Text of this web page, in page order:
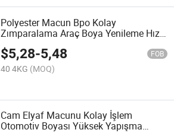
Polyester Macun Bpo Kolay
Zımparalama Araç Boya Yenileme Hızlı
Kuruyan Otomotiv Boyası İyi Yapışma
$5,28-5,48 FOB
40 4KG (MOQ)
Cam Elyaf Macunu Kolay İşlem
Otomotiv Boyası Yüksek Yapışma